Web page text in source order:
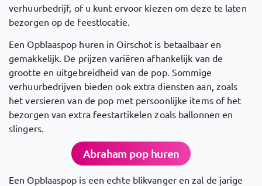
verhuurbedrijf, of u kunt ervoor kiezen om deze te laten
bezorgen op de feestlocatie.
Een Opblaaspop huren in Oirschot is betaalbaar en
gemakkelijk. De prijzen variëren afhankelijk van de
grootte en uitgebreidheid van de pop. Sommige
verhuurbedrijven bieden ook extra diensten aan, zoals
het versieren van de pop met persoonlijke items of het
bezorgen van extra feestartikelen zoals ballonnen en
slingers.
Abraham pop huren
Een Opblaaspop is een echte blikvanger en zal de jarige